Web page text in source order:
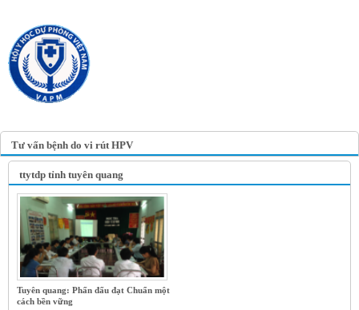
Tư vấn bệnh do vi rút HPV
ttytdp tỉnh tuyên quang
Tuyên quang: Phấn đấu đạt Chuẩn một
cách bền vững